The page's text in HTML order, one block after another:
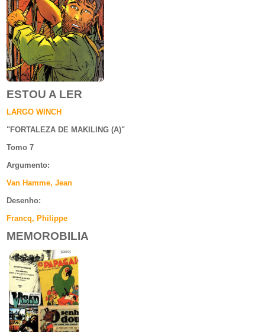
ESTOU A LER
LARGO WINCH
"FORTALEZA DE MAKILING (A)"
Tomo 7
Argumento:
Van Hamme, Jean
Desenho:
Francq, Philippe
MEMOROBILIA